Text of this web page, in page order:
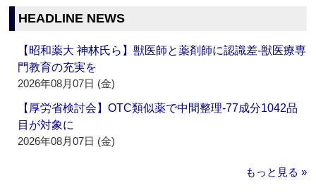
HEADLINE NEWS
【昭和薬大 神林氏ら】獣医師と薬剤師に認識差‐獣医療専
門教育の充実を
2026年08月07日 (金)
【厚労省検討会】OTC類似薬で中間整理‐77成分1042品
目が対象に
2026年08月07日 (金)
もっと見る »